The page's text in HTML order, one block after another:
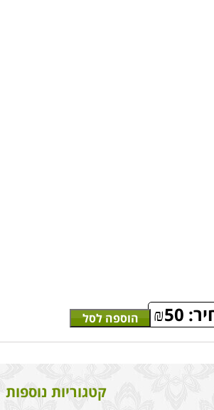
₪50 הוספה לסל
קטגוריות נוספות